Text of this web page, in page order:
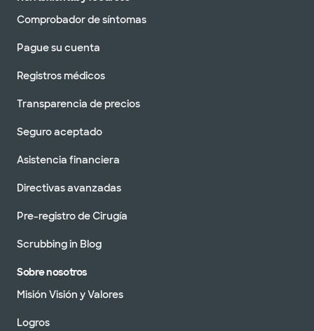
Comprobador de síntomas
Pague su cuenta
Registros médicos
Transparencia de precios
Seguro aceptado
Asistencia financiera
Directivas avanzadas
Pre-registro de Cirugía
Scrubbing in Blog
Sobre nosotros
Misión Visión y Valores
Logros